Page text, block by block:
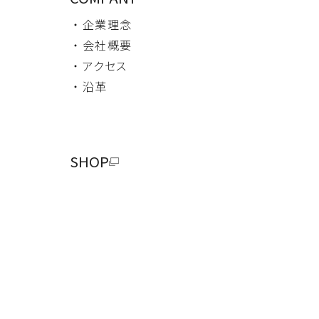
・ 企業理念
・ 会社概要
・ アクセス
・ 沿革
SHOP